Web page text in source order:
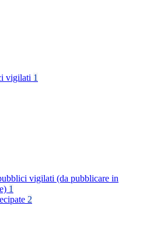
vigilati 1
vigilati (da pubblicare in
1
2